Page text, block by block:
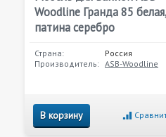
Woodline Гранда 85 белая,
патина серебро
Страна:
Россия
Производитель: ASB-Woodline
В корзину